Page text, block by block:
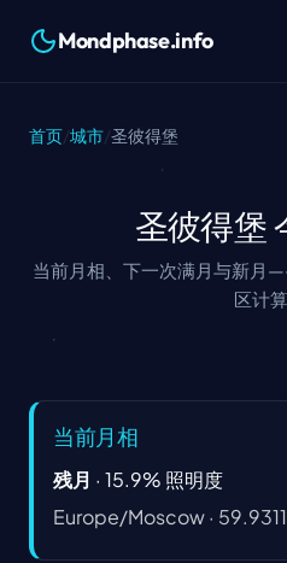
Mondphase.info
首页 城市 圣彼得堡
圣彼得堡
当前月相、下一次满月与新月
区计算
当前月相
残月 · 15.9% 照明度
Europe/Moscow·